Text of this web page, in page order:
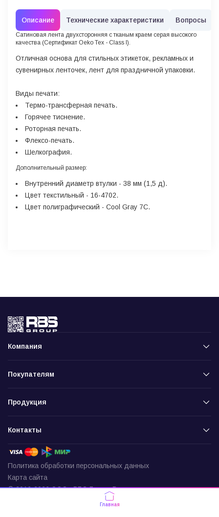
Описание Технические характеристики Вопросы
Сатиновая лента двухсторонняя c тканым краем серая высокого
качества (Сертификат Oeko Tex - Class I).
Отличная основа для стильных этикеток, рекламных и
сувенирных ленточек, лент для праздничной упаковки.
Виды печати:
Термо-трансферная печать.
Горячее тиснение.
Роторная печать.
Флексо-печать.
Шелкография.
Дополнительный размер:
Внутренний диаметр втулки - 38 мм (1,5 д).
Цвет текстильный - 16-4702.
Цвет полиграфический - Cool Gray 7C.
Компания
Покупателям
Продукция
Контакты
Политика обработки персональных данных
Карта сайта
© 2016-2026 ООО «РБС-Групп» Все права защищены
Главная